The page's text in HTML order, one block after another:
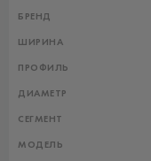
БРЕНД
ШИРИНА
ПРОФИЛЬ
ДИАМЕТР
СЕГМЕНТ
МОДЕЛЬ